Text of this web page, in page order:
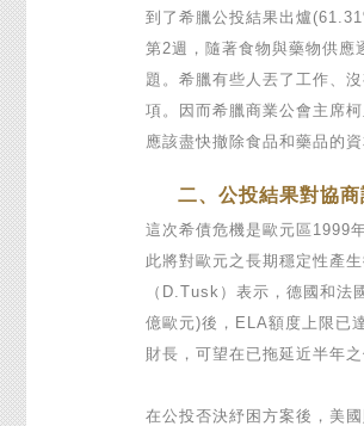
到了希臘公投結果出爐
第2週，隨著食物與藥物供應
題。希臘有些人丟了工作、
項。因而希臘商業公會主席
應該盡快撤除食品和藥品的
二、公投結果對協
這次希債危機是歐元區1999
此將對歐元之長期穩定性產
（D.Tusk）表示，德國和
億歐元)後，ELA額度上限已
財長，可望在已拖延近半年
在公投否決紓困方案後，美